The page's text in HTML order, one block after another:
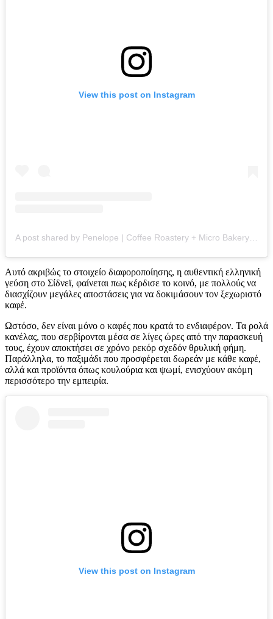
View this post on Instagram
Αυτό ακριβώς το στοιχείο διαφοροποίησης, η αυθεντική ελληνική
γεύση στο Σίδνεϊ, φαίνεται πως κέρδισε το κοινό, με πολλούς να
διασχίζουν μεγάλες αποστάσεις για να δοκιμάσουν τον ξεχωριστό
καφέ.
Ωστόσο, δεν είναι μόνο ο καφές που κρατά το ενδιαφέρον. Τα ρολά
κανέλας, που σερβίρονται μέσα σε λίγες ώρες από την παρασκευή
τους, έχουν αποκτήσει σε χρόνο ρεκόρ σχεδόν θρυλική φήμη.
Παράλληλα, το παξιμάδι που προσφέρεται δωρεάν με κάθε καφέ,
αλλά και προϊόντα όπως κουλούρια και ψωμί, ενισχύουν ακόμη
περισσότερο την εμπειρία.
View this post on Instagram